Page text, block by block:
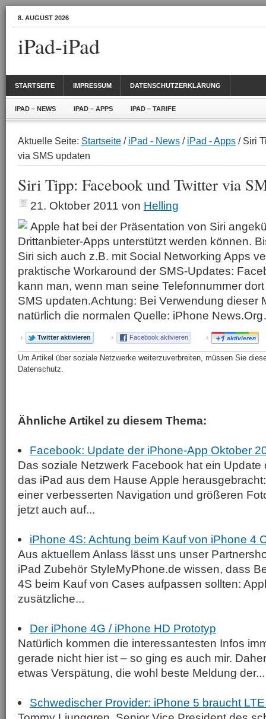
8. AUGUST 2026
iPad-iPad
STARTSEITE IMPRESSUM DATENSCHUTZERKLÄRUNG
IPAD – NEWS IPAD – APPS IPAD – TARIFE
Aktuelle Seite: Startseite / iPad - News / iPad - Apps / Siri
via SMS updaten
Siri Tipp: Facebook und Twitter via
21. Oktober 2011 von Helling
Apple hat bei der Präsentation von Siri
Drittanbieter-Apps unterstützt werden können.
Siri sich auch z.B. mit Social Networking Apps
praktische Workaround der SMS-Updates:
kann man, wenn man seine Telefonnummer
SMS updaten.Achtung: Bei Verwendung dieser
natürlich die normalen Quelle: iPhone
Twitter aktivieren Facebook aktivieren aktivieren
Um Artikel über soziale Netzwerke weiterzuverbreiten, müssen Sie
Datenschutz.
Ähnliche Artikel zu diesem Thema:
Facebook: Update der iPhone-App Oktober
Das soziale Netzwerk Facebook hat ein Update
das iPad aus dem Hause Apple
einer verbesserten Navigation und größeren
jetzt auch auf...
iPhone 4S: Achtung beim Kauf von iPhone 4
Aus aktuellem Anlass lässt uns unser
iPad Zubehör StyleMyPhone.de wissen, dass
4S beim Kauf von Cases aufpassen sollten:
zusätzliche...
Der iPhone 4G / iPhone HD Prototyp
Natürlich kommen die interessantesten Infos
gerade nicht hier ist – so ging es auch mir.
etwas Verspätung, die wohl beste Meldung der...
Schwedischer Provider: iPhone 5 braucht